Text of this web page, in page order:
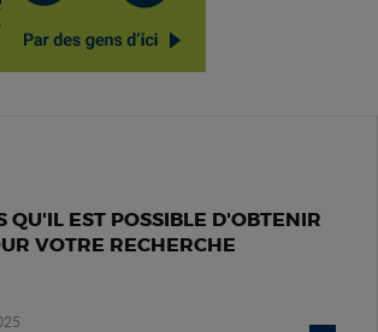
QU'IL EST POSSIBLE D'OBTENIR
VOTRE RECHERCHE